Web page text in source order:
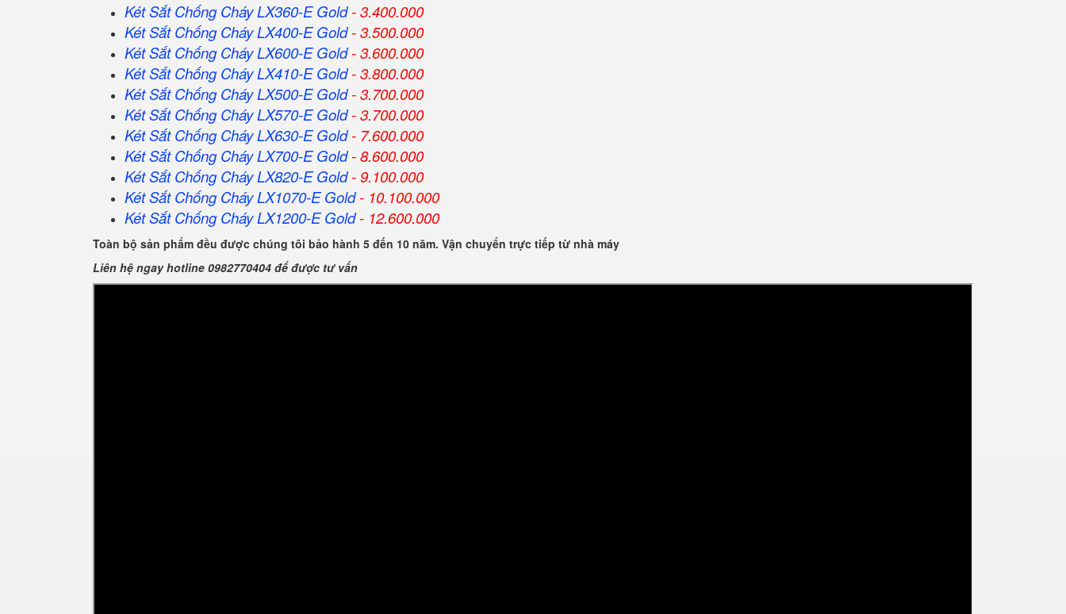
Két Sắt Chống Cháy LX360-E Gold- 3.400.000
Két Sắt Chống Cháy LX400-E Gold- 3.500.000
Két Sắt Chống Cháy LX600-E Gold- 3.600.000
Két Sắt Chống Cháy LX410-E Gold- 3.800.000
Két Sắt Chống Cháy LX500-E Gold- 3.700.000
Két Sắt Chống Cháy LX570-E Gold- 3.700.000
Két Sắt Chống Cháy LX630-E Gold- 7.600.000
Két Sắt Chống Cháy LX700-E Gold- 8.600.000
Két Sắt Chống Cháy LX820-E Gold- 9.100.000
Két Sắt Chống Cháy LX1070-E Gold- 10.100.000
Két Sắt Chống Cháy LX1200-E Gold- 12.600.000
Toàn bộ sản phẩm đều được chúng tôi bảo hành 5 đến 10 năm. Vận chuyển trực tiếp từ nhà máy
Liên hệ ngay hotline 0982770404 để được tư vấn